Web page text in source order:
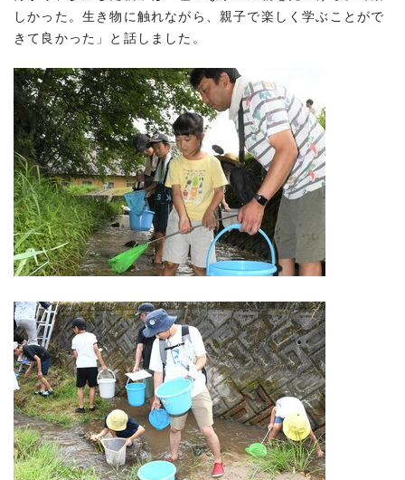
しかった。生き物に触れながら、親子で楽しく学ぶことがで
きて良かった」と話しました。